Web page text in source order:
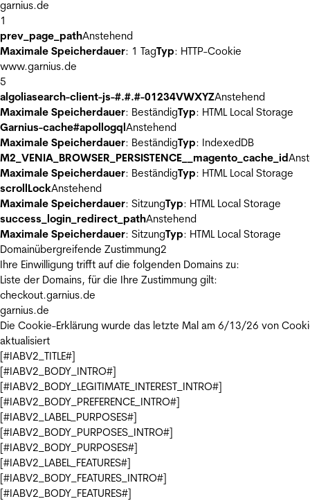
garnius.de
1
prev_page_pathAnstehend
Maximale Speicherdauer: 1 TagTyp: HTTP-Cookie
www.garnius.de
5
algoliasearch-client-js-#.#.#-01234VWXYZAnstehend
Maximale Speicherdauer: BeständigTyp: HTML Local Storage
Garnius-cache#apollogqlAnstehend
Maximale Speicherdauer: BeständigTyp: IndexedDB
M2_VENIA_BROWSER_PERSISTENCE__magento_cache_id
Maximale Speicherdauer: BeständigTyp: HTML Local Storage
scrollLockAnstehend
Maximale Speicherdauer: SitzungTyp: HTML Local Storage
success_login_redirect_pathAnstehend
Maximale Speicherdauer: SitzungTyp: HTML Local Storage
Domainübergreifende Zustimmung2
Ihre Einwilligung trifft auf die folgenden Domains zu:
Liste der Domains, für die Ihre Zustimmung gilt:
checkout.garnius.de
garnius.de
Die Cookie-Erklärung wurde das letzte Mal am 6/13/26 von
aktualisiert
[#IABV2_TITLE#]
[#IABV2_BODY_INTRO#]
[#IABV2_BODY_LEGITIMATE_INTEREST_INTRO#]
[#IABV2_BODY_PREFERENCE_INTRO#]
[#IABV2_LABEL_PURPOSES#]
[#IABV2_BODY_PURPOSES_INTRO#]
[#IABV2_BODY_PURPOSES#]
[#IABV2_LABEL_FEATURES#]
[#IABV2_BODY_FEATURES_INTRO#]
[#IABV2_BODY_FEATURES#]